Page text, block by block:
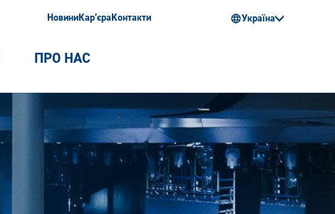
НовиниКар’єраКонтакти Україна
ПРО НАС